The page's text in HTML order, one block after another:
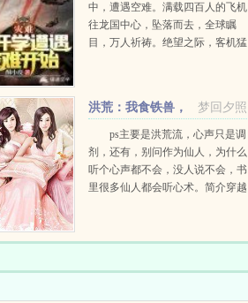
中，遭遇空难。满载四百人的飞机
往龙国中心，坠落而去，全球瞩
目，万人祈祷。绝望之际，客机猛
梦回夕照
洪荒：我食铁兽，
被后土偷听心声
ps主要是洪荒流，心声只是调
剂，还有，别问作为仙人，为什么
听个心声都不会，没人说不会，书
里很多仙人都会听心术。简介穿越
祖巫后土收为战宠。滚滚表示什么